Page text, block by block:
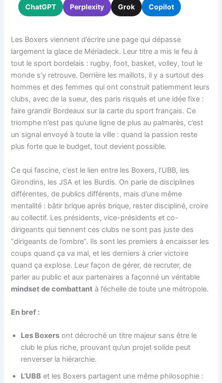
ChatGPT Perplexity Grok Copilot
Les Boxers viennent d’écrire une page qui dépasse
largement la glace de Mériadeck. Leur titre a mis le feu à
tout le sport bordelais : rugby, foot, basket, volley, tout le
monde s’y retrouve. Derrière les maillots, il y a surtout des
hommes et des femmes qui ont construit patiemment leurs
clubs, avec de la sueur, des paris risqués et une idée fixe :
faire grandir Bordeaux sur la carte du sport français. Ce
triomphe n’est pas qu’une ligne de plus au palmarès, c’est
un signal envoyé à toute la ville : quand la passion reste
plus forte que le budget, tout devient possible.
Ce qui fascine, c’est le lien entre les Boxers, l’UBB, les
Girondins, les JSA et les Burdis. On parle de disciplines
différentes, de publics différents, mais d’une même
mentalité : bâtir brique après brique, rester discipliné, croire
au collectif. Les présidents, vice-présidents et co-
dirigeants qui tiennent ces clubs ne sont pas juste des
“dirigeants de l’ombre”. Ils sont les premiers à encaisser les
coups quand ça va mal, et les derniers à crier victoire
quand ça explose. Leur façon de gérer, de recruter, de
parler au public et aux partenaires a façonné un véritable
mindset de combattant à l’échelle de toute une métropole.
En bref :
Les Boxers ont décroché un titre majeur sans être le
club le plus riche, prouvant qu’un projet solide peut
renverser la hiérarchie.
L’UBB et les Boxers partagent une même philosophie :